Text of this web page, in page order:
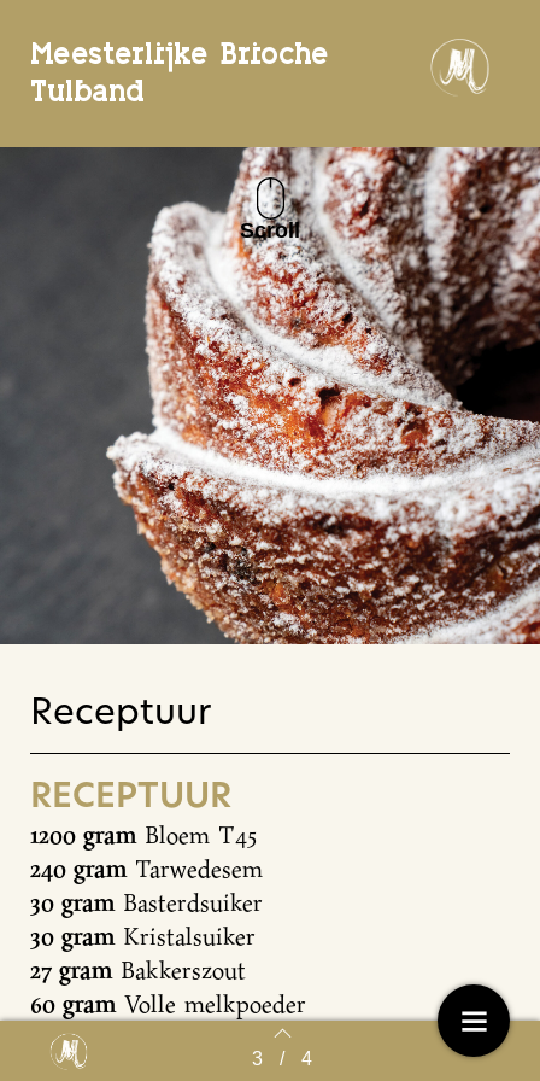
Back to index 3 / 4
Meesterlijke Brioche
Tulband
Scroll
Receptuur
RECEPTUUR
1200 gram Bloem T45
240 gram Tarwedesem
30 gram Basterdsuiker
30 gram Kristalsuiker
27 gram Bakkerszout
60 gram Volle melkpoeder
24 gram
120 gram